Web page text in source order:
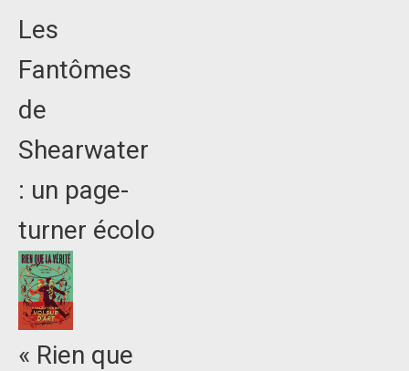
Les
Fantômes
de
Shearwater
: un page-
turner écolo
« Rien que